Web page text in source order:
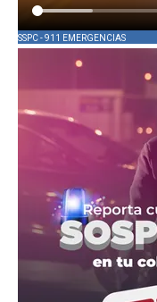
SSPC - 911 EMERGENCIAS